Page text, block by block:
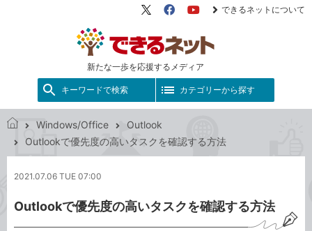
新たな一歩を応援するメディア
X（旧
FacebookYouTube
できるネットについて
キーワードで検索 カテゴリーから探す
で
ネ
ト
Windows/Office
Outlook
Outlookで優先度の高いタスクを確認する方法
2021.07.06 TUE 07:00
Outlookで優先度の高いタスクを確認する方法